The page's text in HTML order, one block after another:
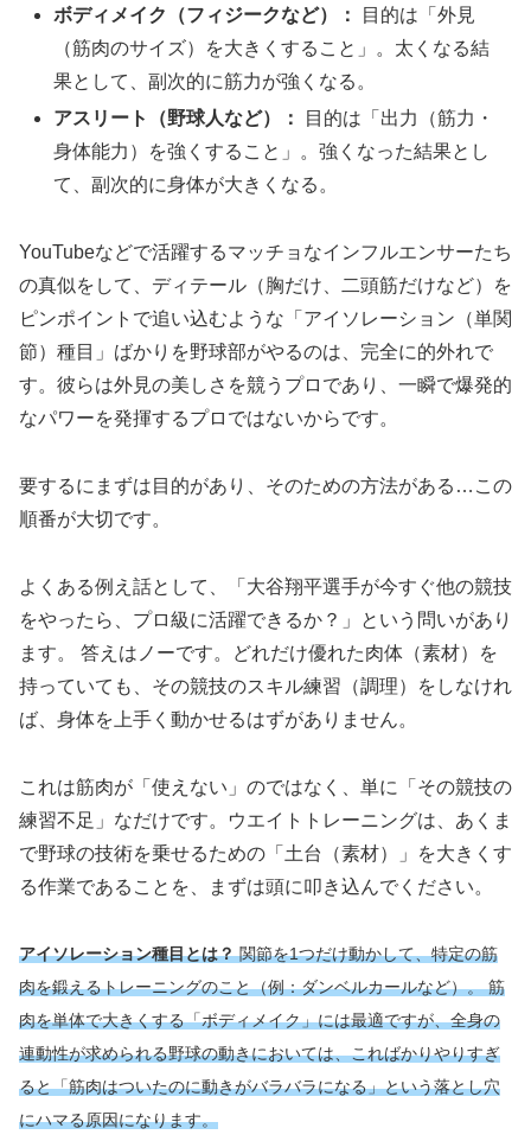
ボディメイク（フィジークなど）：
目的は「外見
（筋肉のサイズ）を大きくすること」。太くなる結
果として、副次的に筋力が強くなる。
アスリート（野球人など）：
目的は「出力（筋力・
身体能力）を強くすること」。強くなった結果とし
て、副次的に身体が大きくなる。
YouTubeなどで活躍するマッチョなインフルエンサーたち
の真似をして、ディテール（胸だけ、二頭筋だけなど）を
ピンポイントで追い込むような「アイソレーション（単関
節）種目」ばかりを野球部がやるのは、完全に的外れで
す。彼らは外見の美しさを競うプロであり、一瞬で爆発的
なパワーを発揮するプロではないからです。
要するにまずは目的があり、そのための方法がある…この
順番が大切です。
よくある例え話として、「大谷翔平選手が今すぐ他の競技
をやったら、プロ級に活躍できるか？」という問いがあり
ます。 答えはノーです。どれだけ優れた肉体（素材）を
持っていても、その競技のスキル練習（調理）をしなけれ
ば、身体を上手く動かせるはずがありません。
これは筋肉が「使えない」のではなく、単に「その競技の
練習不足」なだけです。ウエイトトレーニングは、あくま
で野球の技術を乗せるための「土台（素材）」を大きくす
る作業であることを、まずは頭に叩き込んでください。
アイソレーション種目とは？関節を1つだけ動かして、特定の筋
肉を鍛えるトレーニングのこと（例：ダンベルカールなど）。 筋
肉を単体で大きくする「ボディメイク」には最適ですが、全身の
連動性が求められる野球の動きにおいては、こればかりやりすぎ
ると「筋肉はついたのに動きがバラバラになる」という落とし穴
にハマる原因になります。